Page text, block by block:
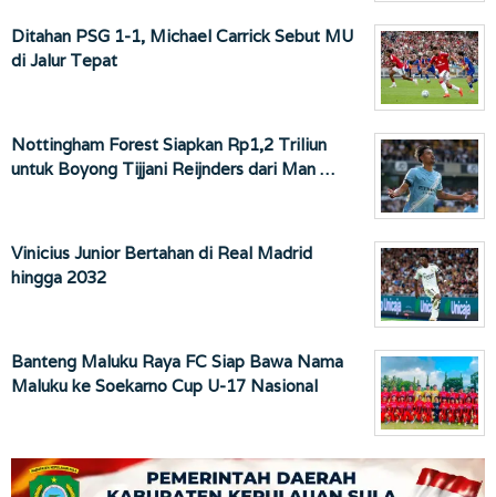
Ditahan PSG 1-1, Michael Carrick Sebut MU
di Jalur Tepat
Nottingham Forest Siapkan Rp1,2 Triliun
untuk Boyong Tijjani Reijnders dari Man …
Vinicius Junior Bertahan di Real Madrid
hingga 2032
Banteng Maluku Raya FC Siap Bawa Nama
Maluku ke Soekarno Cup U-17 Nasional